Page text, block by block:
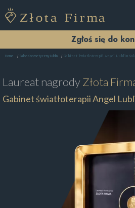
Zgłoś się do
Home Salon Kosmetyczny Lublin Gabinet światłoterapii Angel Lublin
Laureat nagrodyZłota
Gabinet światłoterapii Angel